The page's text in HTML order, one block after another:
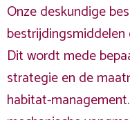
Onze deskundige
Dit wordt mede
strategie en de
habitat-